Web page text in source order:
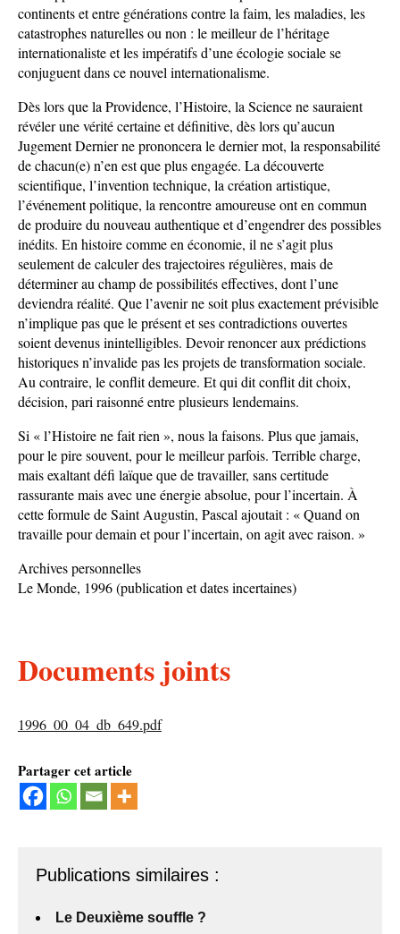
continents et entre générations contre la faim, les maladies, les
catastrophes naturelles ou non : le meilleur de l’héritage
internationaliste et les impératifs d’une écologie sociale se
conjuguent dans ce nouvel internationalisme.
Dès lors que la Providence, l’Histoire, la Science ne sauraient
révéler une vérité certaine et définitive, dès lors qu’aucun
Jugement Dernier ne prononcera le dernier mot, la responsabilité
de chacun(e) n’en est que plus engagée. La découverte
scientifique, l’invention technique, la création artistique,
l’événement politique, la rencontre amoureuse ont en commun
de produire du nouveau authentique et d’engendrer des possibles
inédits. En histoire comme en économie, il ne s’agit plus
seulement de calculer des trajectoires régulières, mais de
déterminer au champ de possibilités effectives, dont l’une
deviendra réalité. Que l’avenir ne soit plus exactement prévisible
n’implique pas que le présent et ses contradictions ouvertes
soient devenus inintelligibles. Devoir renoncer aux prédictions
historiques n’invalide pas les projets de transformation sociale.
Au contraire, le conflit demeure. Et qui dit conflit dit choix,
décision, pari raisonné entre plusieurs lendemains.
Si « l’Histoire ne fait rien », nous la faisons. Plus que jamais,
pour le pire souvent, pour le meilleur parfois. Terrible charge,
mais exaltant défi laïque que de travailler, sans certitude
rassurante mais avec une énergie absolue, pour l’incertain. À
cette formule de Saint Augustin, Pascal ajoutait : « Quand on
travaille pour demain et pour l’incertain, on agit avec raison. »
Archives personnelles
Le Monde, 1996 (publication et dates incertaines)
Documents joints
1996_00_04_db_649.pdf
Partager cet article
Publications similaires :
Le Deuxième souffle ?